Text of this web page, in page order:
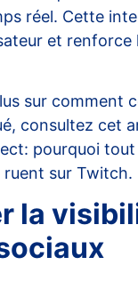
réel. Cette
et
sur comment
consultez cet
pourquoi
ruent sur Twitch.
la